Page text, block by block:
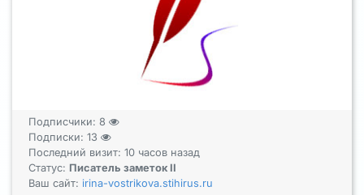
Подписчики: 8
Подписки: 13
Последний визит: 10 часов назад
Статус: Писатель заметок II
Ваш сайт: irina-vostrikova.stihirus.ru